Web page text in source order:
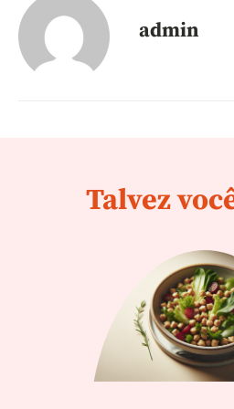
admin
Talvez